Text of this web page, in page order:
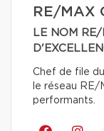
RE/MAX
LE NOM
Chef de file
le réseau RE/
performants.